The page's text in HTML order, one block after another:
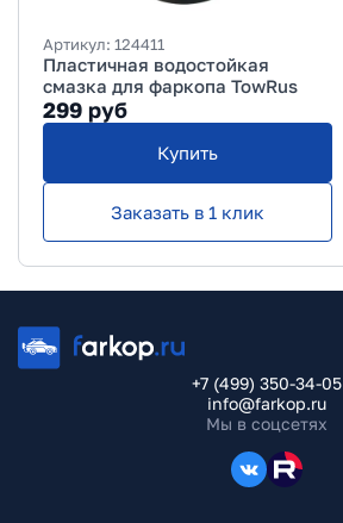
Артикул: 124411
Пластичная водостойкая
смазка для фаркопа TowRus
299 руб
Купить
Заказать в 1 клик
+7 (499) 350-34-05
info@farkop.ru
Мы в соцсетях